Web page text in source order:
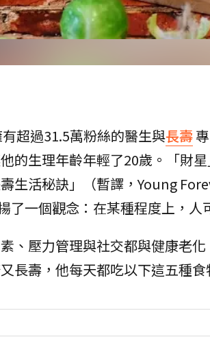
超過31.5萬粉絲的醫生與長壽
的生理年齡年輕了20歲。「財
壽生活秘訣」（暫譯，Young
了一個觀念：在某種程度上，人
、壓力管理與社交都與健康老化
長壽，他每天都吃以下這五種食